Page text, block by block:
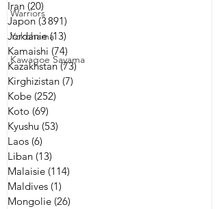
Warriors
Yokohama
Kawagoe Sayama
Iran (20)
Japon (3 891)
Jordanie (13)
Kamaishi (74)
Kazakhstan (73)73 posts
Kirghizistan (7)
Kobe (252)
Koto (69)
Kyushu (53)
Laos (6)
Liban (13)
Malaisie (114)
Maldives (1)
Mongolie (26)